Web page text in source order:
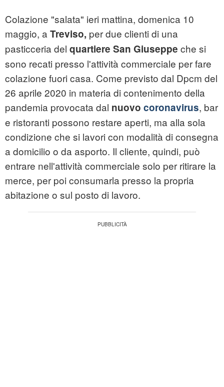
Colazione "salata" ieri mattina, domenica 10
maggio, a Treviso, per due clienti di una
pasticceria del quartiere San Giuseppe che si
sono recati presso l'attività commerciale per fare
colazione fuori casa. Come previsto dal Dpcm del
26 aprile 2020 in materia di contenimento della
pandemia provocata dal nuovo coronavirus, bar
e ristoranti possono restare aperti, ma alla sola
condizione che si lavori con modalità di consegna
a domicilio o da asporto. Il cliente, quindi, può
entrare nell'attività commerciale solo per ritirare la
merce, per poi consumarla presso la propria
abitazione o sul posto di lavoro.